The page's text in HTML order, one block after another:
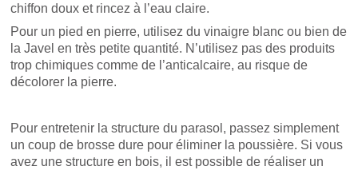
chiffon doux et rincez à l’eau claire.
Pour un pied en pierre, utilisez du vinaigre blanc ou bien de
la Javel en très petite quantité. N’utilisez pas des produits
trop chimiques comme de l’anticalcaire, au risque de
décolorer la pierre.
Pour entretenir la structure du parasol, passez simplement
un coup de brosse dure pour éliminer la poussière. Si vous
avez une structure en bois, il est possible de réaliser un